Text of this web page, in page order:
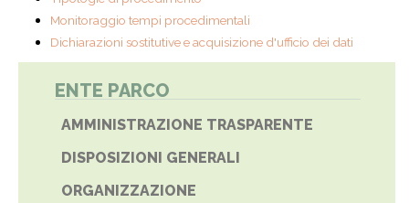
Monitoraggio tempi procedimentali
Dichiarazioni sostitutive e acquisizione d'ufficio dei dati
ENTE PARCO
AMMINISTRAZIONE TRASPARENTE
DISPOSIZIONI GENERALI
ORGANIZZAZIONE